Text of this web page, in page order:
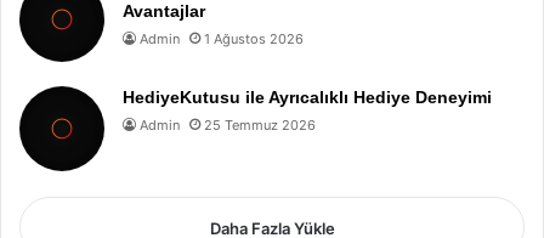
Avantajlar
Admin 1 Ağustos 2026
HediyeKutusu ile Ayrıcalıklı Hediye Deneyimi
Admin 25 Temmuz 2026
Daha Fazla Yükle